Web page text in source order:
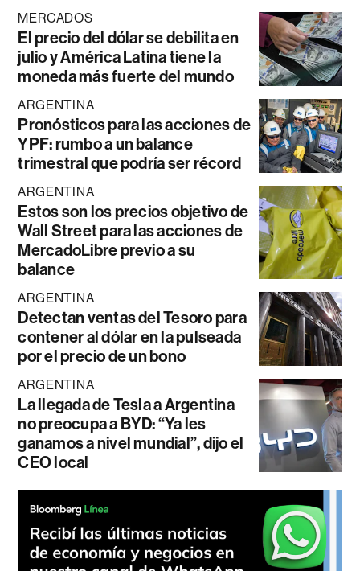
MERCADOS
El precio del dólar se debilita en
julio y América Latina tiene la
moneda más fuerte del mundo
ARGENTINA
Pronósticos para las acciones de
YPF: rumbo a un balance
trimestral que podría ser récord
ARGENTINA
Estos son los precios objetivo de
Wall Street para las acciones de
MercadoLibre previo a su
balance
ARGENTINA
Detectan ventas del Tesoro para
contener al dólar en la pulseada
por el precio de un bono
ARGENTINA
La llegada de Tesla a Argentina
no preocupa a BYD: “Ya les
ganamos a nivel mundial”, dijo el
CEO local